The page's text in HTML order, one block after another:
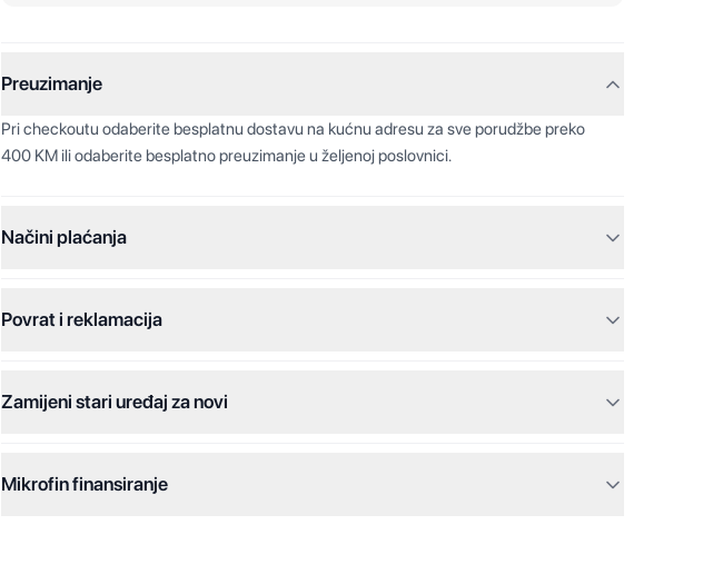
Preuzimanje
Pri checkoutu odaberite besplatnu dostavu na kućnu adresu za sve porudžbe preko
400 KM ili odaberite besplatno preuzimanje u željenoj poslovnici.
Načini plaćanja
Jednokratna plaćanja:
Dodatne opcije:
Online plaćanje na rate:
Povrat i reklamacija
Zamijeni stari uređaj za novi
Mikrofin finansiranje